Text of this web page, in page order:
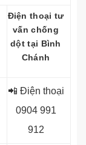
Điện thoại tư
vấn chống
dột tại Bình
Chánh
📲 Điện thoại
0904 991
912